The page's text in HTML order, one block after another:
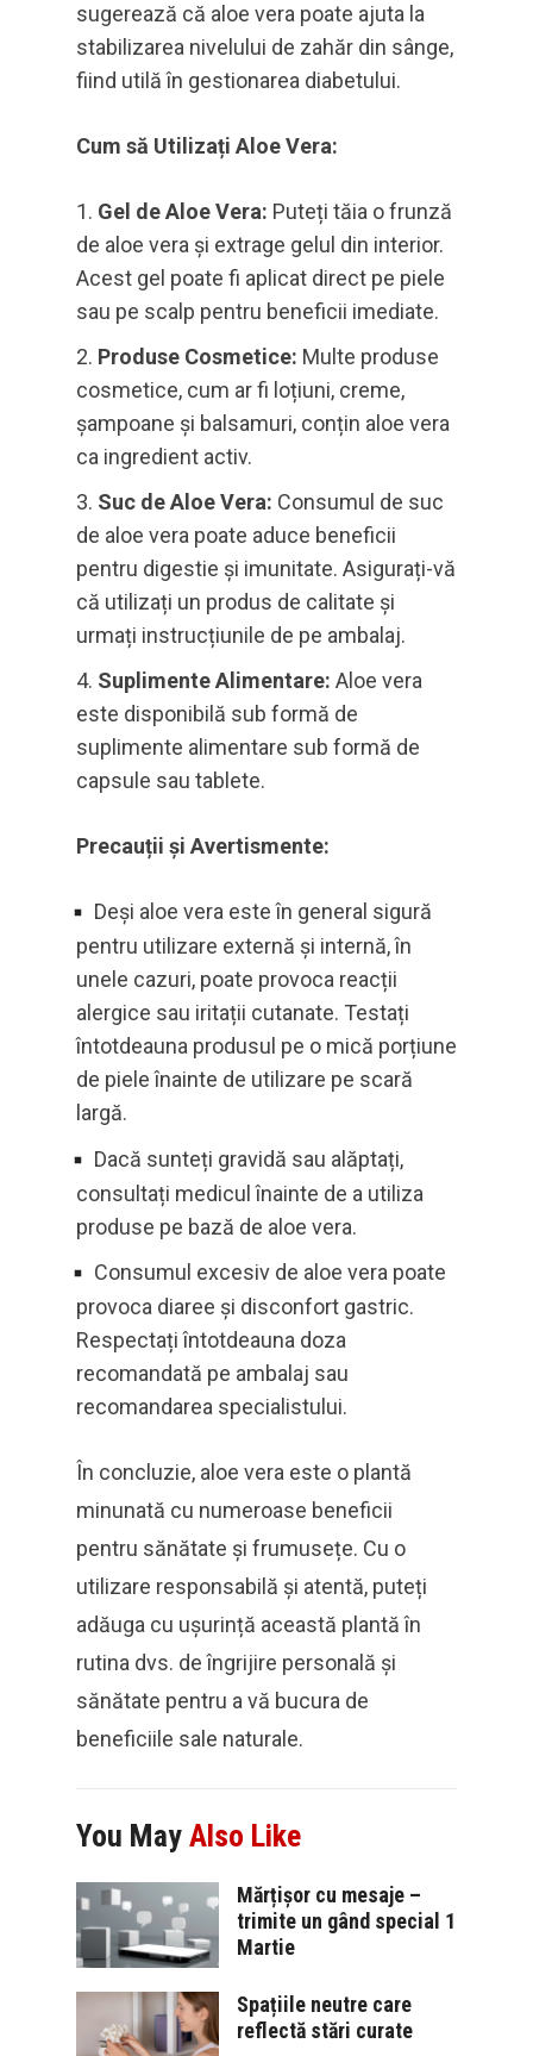
sugerează că aloe vera poate ajuta la
stabilizarea nivelului de zahăr din sânge,
fiind utilă în gestionarea diabetului.
Cum să Utilizați Aloe Vera:
Gel de Aloe Vera: Puteți tăia o frunză
de aloe vera și extrage gelul din interior.
Acest gel poate fi aplicat direct pe piele
sau pe scalp pentru beneficii imediate.
Produse Cosmetice: Multe produse
cosmetice, cum ar fi loțiuni, creme,
șampoane și balsamuri, conțin aloe vera
ca ingredient activ.
Suc de Aloe Vera: Consumul de suc
de aloe vera poate aduce beneficii
pentru digestie și imunitate. Asigurați-vă
că utilizați un produs de calitate și
urmați instrucțiunile de pe ambalaj.
Suplimente Alimentare: Aloe vera
este disponibilă sub formă de
suplimente alimentare sub formă de
capsule sau tablete.
Precauții și Avertismente:
Deși aloe vera este în general sigură
pentru utilizare externă și internă, în
unele cazuri, poate provoca reacții
alergice sau iritații cutanate. Testați
întotdeauna produsul pe o mică porțiune
de piele înainte de utilizare pe scară
largă.
Dacă sunteți gravidă sau alăptați,
consultați medicul înainte de a utiliza
produse pe bază de aloe vera.
Consumul excesiv de aloe vera poate
provoca diaree și disconfort gastric.
Respectați întotdeauna doza
recomandată pe ambalaj sau
recomandarea specialistului.
În concluzie, aloe vera este o plantă
minunată cu numeroase beneficii
pentru sănătate și frumusețe. Cu o
utilizare responsabilă și atentă, puteți
adăuga cu ușurință această plantă în
rutina dvs. de îngrijire personală și
sănătate pentru a vă bucura de
beneficiile sale naturale.
You May Also Like
Mărțișor cu mesaje –
trimite un gând special 1
Martie
Spațiile neutre care
reflectă stări curate